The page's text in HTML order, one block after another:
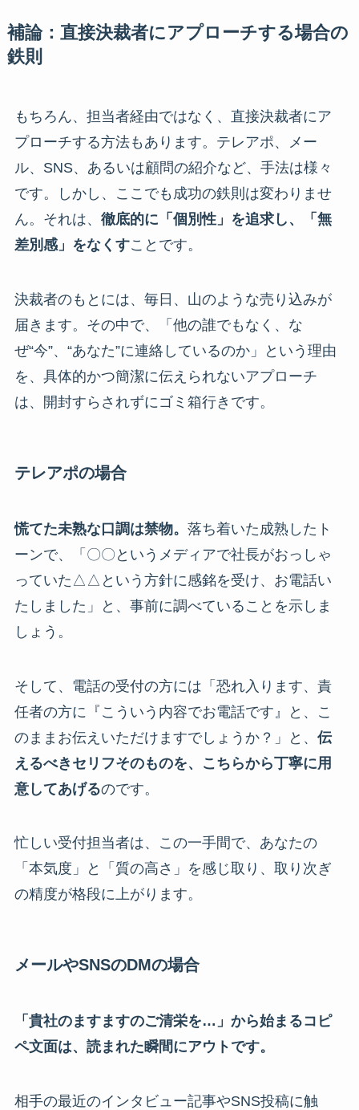
補論：直接決裁者にアプローチする場合の
鉄則
もちろん、担当者経由ではなく、直接決裁者にア
プローチする方法もあります。テレアポ、メー
ル、SNS、あるいは顧問の紹介など、手法は様々
です。しかし、ここでも成功の鉄則は変わりませ
ん。それは、 徹底的に「個別性」を追求し、「無
差別感」をなくすことです。
決裁者のもとには、毎日、山のような売り込みが
届きます。その中で、「他の誰でもなく、な
ぜ“今”、“あなた”に連絡しているのか」という理由
を、具体的かつ簡潔に伝えられないアプローチ
は、開封すらされずにゴミ箱行きです。
テレアポの場合
慌てた未熟な口調は禁物。 落ち着いた成熟したト
ーンで、「〇〇というメディアで社長がおっしゃ
っていた△△という方針に感銘を受け、お電話い
たしました」と、事前に調べていることを示しま
しょう。
そして、電話の受付の方には「恐れ入ります、責
任者の方に『こういう内容でお電話です』と、こ
のままお伝えいただけますでしょうか？」と、 伝
えるべきセリフそのものを、こちらから丁寧に用
意してあげるのです。
忙しい受付担当者は、この一手間で、あなたの
「本気度」と「質の高さ」を感じ取り、取り次ぎ
の精度が格段に上がります。
メールやSNSのDMの場合
「貴社のますますのご清栄を…」から始まるコピ
ペ文面は、読まれた瞬間にアウトです。
相手の最近のインタビュー記事やSNS投稿に触